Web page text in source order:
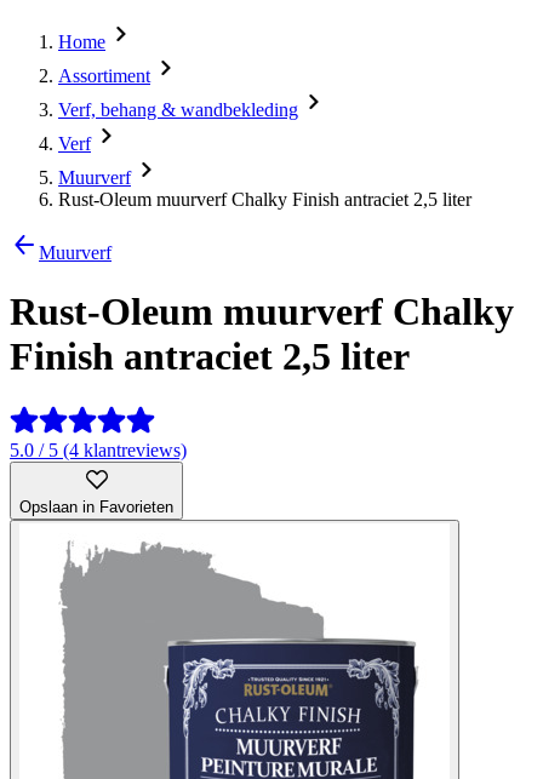
Home
Assortiment
Verf, behang & wandbekleding
Verf
Muurverf
Rust-Oleum muurverf Chalky Finish antraciet 2,5 liter
Muurverf
Rust-Oleum muurverf Chalky
Finish antraciet 2,5 liter
5.0 / 5 (4 klantreviews)
Opslaan in Favorieten